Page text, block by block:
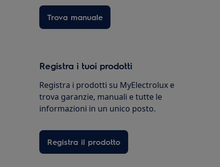
Trova manuale
Registra i tuoi prodotti
Registra i prodotti su MyElectrolux e
trova garanzie, manuali e tutte le
informazioni in un unico posto.
Registra il prodotto